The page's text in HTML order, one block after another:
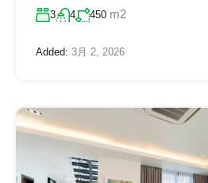
3 4 450 m2
Added: 3月 2, 2026